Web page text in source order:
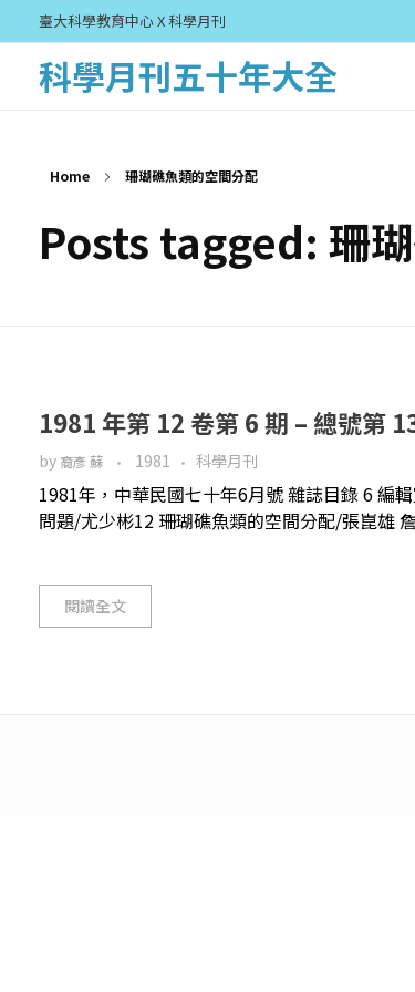
臺大科學教育中心 X 科學月刊
科學月刊五十年大全
Home 珊瑚礁魚類的空間分配
Posts tagged: 珊
1981 年第 12 卷第 6 期 – 總號第
by 裔彥 蘇 1981 科學月刊
1981年，中華民國七十年6月號 雜誌目錄 6 編
問題/尤少彬12 珊瑚礁魚類的空間分配/張崑雄
閱讀全文